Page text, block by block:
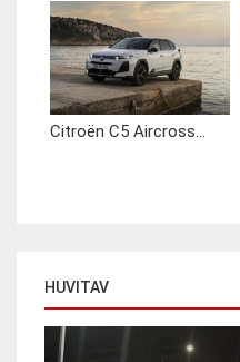
Citroën C5 Aircross...
HUVITAV